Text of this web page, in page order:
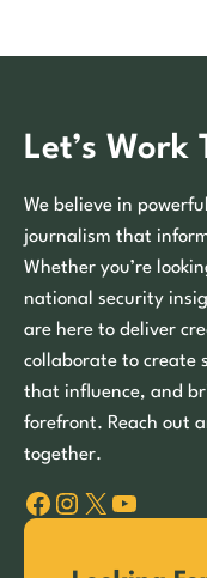
Let’s Work
We believe in
journalism that
Whether you’re
national security
are here to deliver
collaborate to create
that influence, and
forefront. Reach out
together.
Facebook Instagram X YouTube